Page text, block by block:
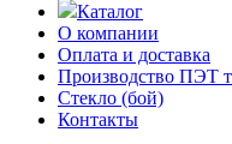
Каталог
О компании
Оплата и доставка
Производство ПЭТ
Стекло (бой)
Контакты